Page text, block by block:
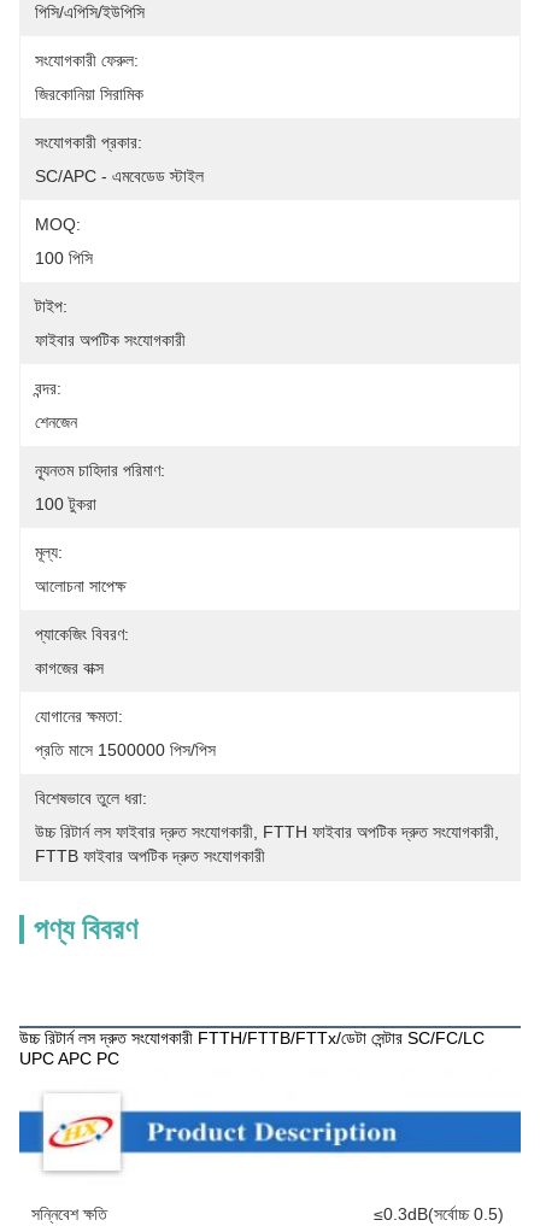
পিসি/এপিসি/ইউপিসি
সংযোগকারী ফেরুল:
জিরকোনিয়া সিরামিক
সংযোগকারী প্রকার:
SC/APC - এমবেডেড স্টাইল
MOQ:
100 পিসি
টাইপ:
ফাইবার অপটিক সংযোগকারী
বন্দর:
শেনজেন
ন্যূনতম চাহিদার পরিমাণ:
100 টুকরা
মূল্য:
আলোচনা সাপেক্ষ
প্যাকেজিং বিবরণ:
কাগজের বাক্স
যোগানের ক্ষমতা:
প্রতি মাসে 1500000 পিস/পিস
বিশেষভাবে তুলে ধরা:
উচ্চ রিটার্ন লস ফাইবার দ্রুত সংযোগকারী FTTH ফাইবার অপটিক দ্রুত সংযোগকারী
FTTB ফাইবার অপটিক দ্রুত সংযোগকারী
পণ্য বিবরণ
উচ্চ রিটার্ন লস দ্রুত সংযোগকারী FTTH/FTTB/FTTx/ডেটা সেন্টার SC/FC/LC
UPC APC PC
সন্নিবেশ ক্ষতি ≤0.3dB(সর্বোচ্চ 0.5)